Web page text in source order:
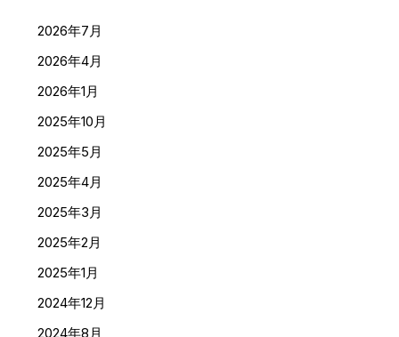
2026年7月
2026年4月
2026年1月
2025年10月
2025年5月
2025年4月
2025年3月
2025年2月
2025年1月
2024年12月
2024年8月